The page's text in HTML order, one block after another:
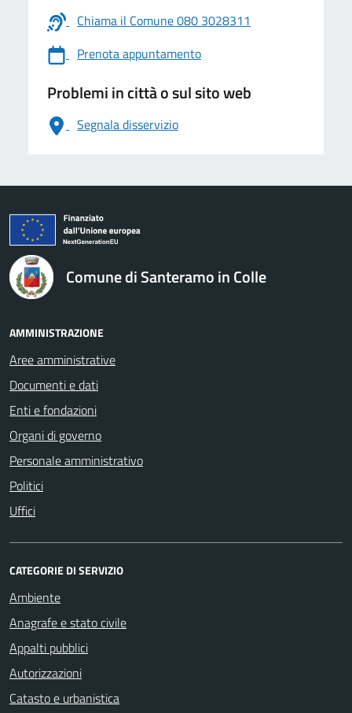
Chiama il Comune 080 3028311
Prenota appuntamento
Problemi in città o sul sito web
Segnala disservizio
logo Unione Europea
Comune di Santeramo in Colle
AMMINISTRAZIONE
Aree amministrative
Documenti e dati
Enti e fondazioni
Organi di governo
Personale amministrativo
Politici
Uffici
CATEGORIE DI SERVIZIO
Ambiente
Anagrafe e stato civile
Appalti pubblici
Autorizzazioni
Catasto e urbanistica